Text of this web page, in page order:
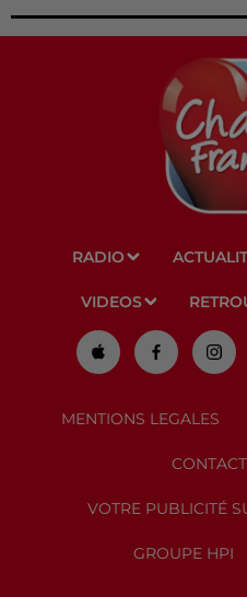
RADIO
VIDEOS
MENTIONS LEGALES
VOTRE PUBLICITÉ
GROUPE HPI